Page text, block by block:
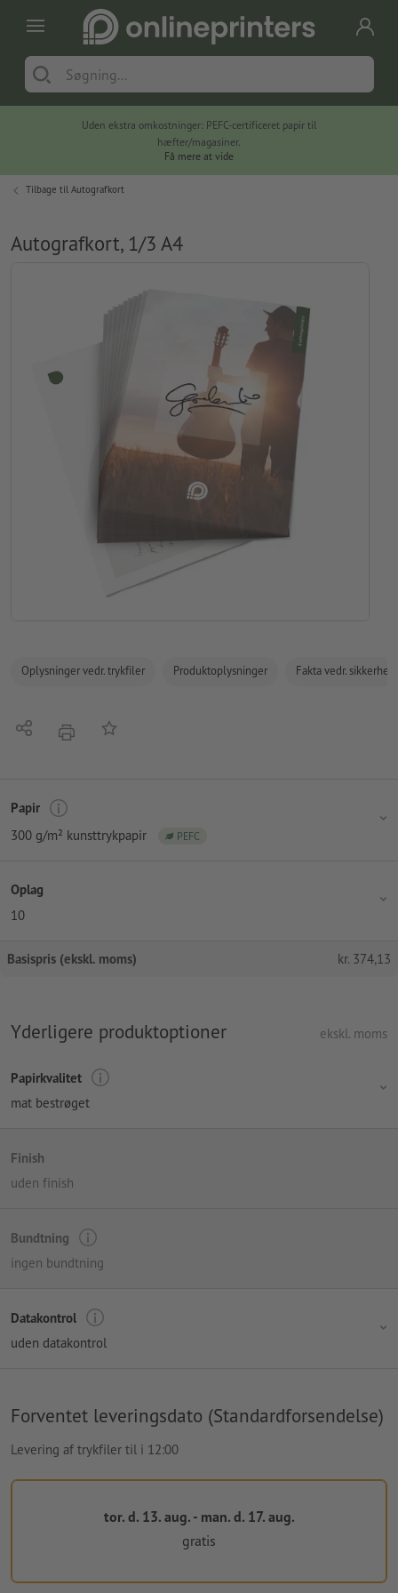
Uden ekstra omkostninger: PEFC-certificeret papir til
hæfter/magasiner.
Få mere at vide
Tilbage til Autografkort
Autografkort, 1/3 A4
Oplysninger vedr. trykfiler Produktoplysninger Fakta vedr.
Del tryk Tilføj til huskelisten
Papir
300 g/m² kunsttrykpapir
PEFC
Oplag
10
Basispris (ekskl. moms) kr. 374,13
Yderligere produktoptioner ekskl. moms
Papirkvalitet
mat bestrøget
Finish
uden finish
Bundtning
ingen bundtning
Datakontrol
uden datakontrol
Forventet leveringsdato (Standardforsendelse)
Levering af trykfiler til i 12:00
tor. d. 13. aug. - man. d. 17. aug.
gratis